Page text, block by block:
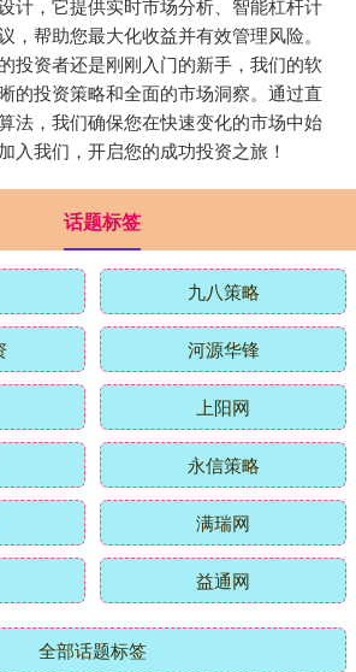
计，它提供实时市场分析、智能杠杆计
，帮助您最大化收益并有效管理风险。
投资者还是刚刚入门的新手，我们的软
的投资策略和全面的市场洞察。通过直
法，我们确保您在快速变化的市场中始
入我们，开启您的成功投资之旅！
话题标签
九八策略
河源华锋
上阳网
永信策略
满瑞网
益通网
全部话题标签